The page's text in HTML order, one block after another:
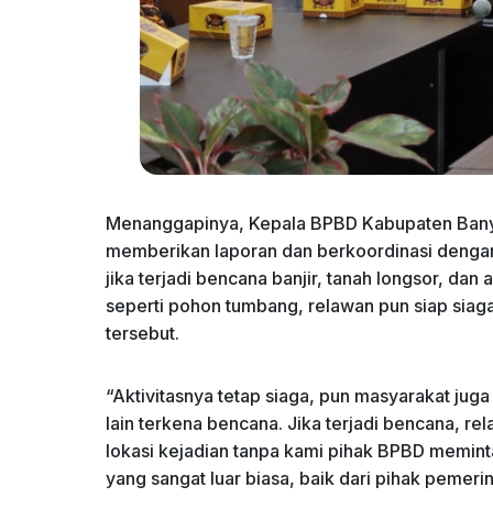
Menanggapinya, Kepala BPBD Kabupaten
memberikan laporan dan berkoordinasi
jika terjadi bencana banjir, tanah longsor, dan
seperti pohon tumbang, relawan pun siap
tersebut.
“Aktivitasnya tetap siaga, pun masyarakat
lain terkena bencana. Jika terjadi bencana,
lokasi kejadian tanpa kami pihak BPBD
yang sangat luar biasa, baik dari pihak